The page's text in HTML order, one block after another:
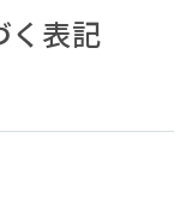
く表記